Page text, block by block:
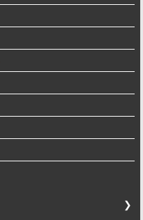
❯